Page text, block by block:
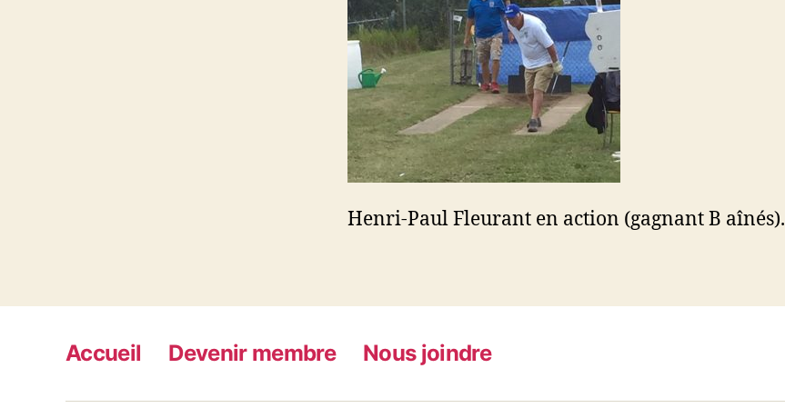
Henri-Paul Fleurant en action (gagnant B aînés).
Accueil Devenir membre Nous joindre